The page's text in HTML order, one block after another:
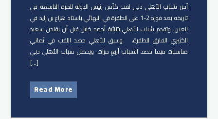
أحرز شباب الأهلي دبي لقب كأس رئيس الدولة للمرة التاسعة في
تاريخه بعد فوزه 2-1 على الظفرة في النهائي باستاد هزاع بن زايد في
العين. وتقدم شباب الأهلي بثنائية أحمد خليل قبل أن يقلص سعيد
الكثيري الفارق للظفرة. وسبق للأهلي حصد اللقب في ثماني
مناسبات فيما حصد الشباب أربع مرات. ويحصل شباب الأهلي دبي
[…]
Read More